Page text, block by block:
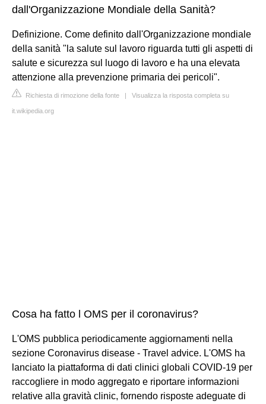
dall'Organizzazione Mondiale della Sanità?
Definizione. Come definito dall'Organizzazione mondiale
della sanità "la salute sul lavoro riguarda tutti gli aspetti di
salute e sicurezza sul luogo di lavoro e ha una elevata
attenzione alla prevenzione primaria dei pericoli".
Richiesta di rimozione della fonte | Visualizza la risposta completa su
it.wikipedia.org
Cosa ha fatto l OMS per il coronavirus?
L'OMS pubblica periodicamente aggiornamenti nella
sezione Coronavirus disease - Travel advice. L'OMS ha
lanciato la piattaforma di dati clinici globali COVID-19 per
raccogliere in modo aggregato e riportare informazioni
relative alla gravità clinic, fornendo risposte adeguate di